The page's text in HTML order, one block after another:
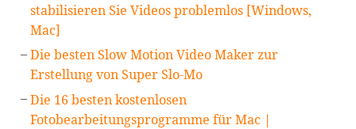
stabilisieren Sie Videos problemlos [Windows,
Mac]
Die besten Slow Motion Video Maker zur
Erstellung von Super Slo-Mo
Die 16 besten kostenlosen
Fotobearbeitungsprogramme für Mac |